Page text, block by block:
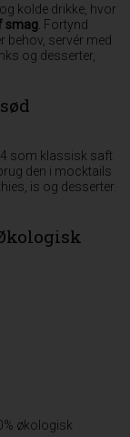
kolde drikke, hvor
smag . Fortynd
servér med
og desserter,
som klassisk saft
den i mocktails
is og desserter.
økologisk